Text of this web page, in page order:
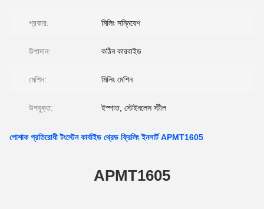
প্রকার: মিলিং সন্নিবেশ
উপাদান: কঠিন কারবাইড
মেশিন: মিলিং মেশিন
উপযুক্ত: ইস্পাত, স্টেইনলেস স্টীল
পোশাক প্রতিরোধী টংস্টেন কার্বাইড থ্রেড ফ্রিলিং ইনসার্ট APMT1605
APMT1605